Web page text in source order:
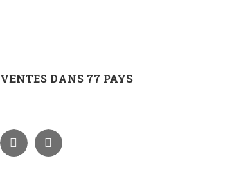
VENTES DANS 77 PAYS